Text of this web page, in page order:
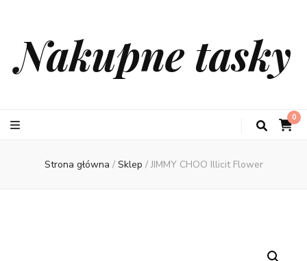
Nakupne tasky
0
Strona główna / Sklep / JIMMY CHOO Illicit Flower